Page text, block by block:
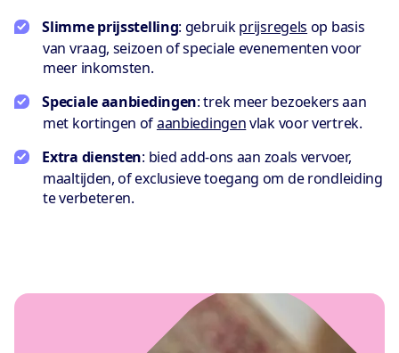
Slimme prijsstelling: gebruikprijsregels op basis
van vraag, seizoen of speciale evenementen voor
meer inkomsten.
Speciale aanbiedingen: trek meer bezoekers aan
met kortingen ofaanbiedingenvlak voor vertrek.
Extra diensten: bied add-ons aan zoals vervoer,
maaltijden, of exclusieve toegang om de rondleiding
te verbeteren.